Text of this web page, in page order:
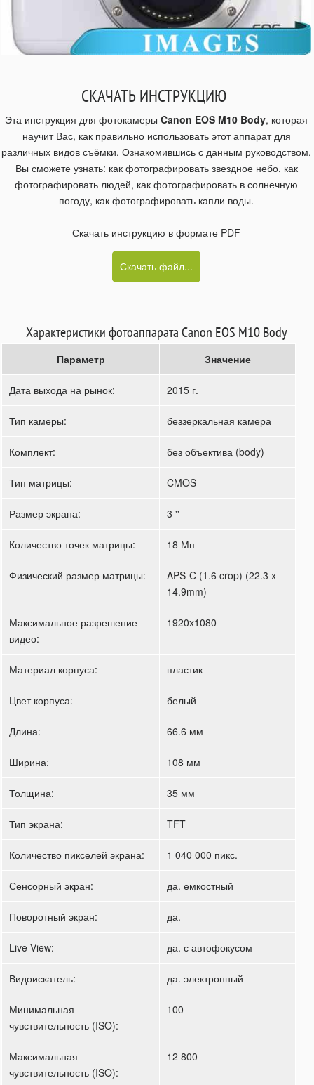
СКАЧАТЬ ИНСТРУКЦИЮ
Эта инструкция для фотокамерыCanon EOS M10 Body, которая
научит Вас, как правильно использовать этот аппарат для
различных видов съёмки. Ознакомившись с данным руководством,
Вы сможете узнать: как фотографировать звездное небо, как
фотографировать людей, как фотографировать в солнечную
погоду, как фотографировать капли воды.
Скачать инструкцию в формате PDF
Скачать файл...
Характеристики фотоаппарата Canon EOS M10 Body
Параметр Значение
Дата выхода на рынок: 2015 г.
Тип камеры: беззеркальная камера
Комплект: без объектива (body)
Тип матрицы: CMOS
Размер экрана: 3 ''
Количество точек матрицы: 18 Мп
Физический размер матрицы:
APS-C (1.6 crop) (22.3 x
14.9mm)
Максимальное разрешение
видео:
1920x1080
Материал корпуса: пластик
Цвет корпуса: белый
Длина: 66.6 мм
Ширина: 108 мм
Толщина: 35 мм
Тип экрана: TFT
Количество пикселей экрана: 1 040 000 пикс.
Сенсорный экран: да. емкостный
Поворотный экран: да.
Live View: да. с автофокусом
Видоискатель: да. электронный
Минимальная
чувствительность (ISO):
100
Максимальная
чувствительность (ISO):
12 800